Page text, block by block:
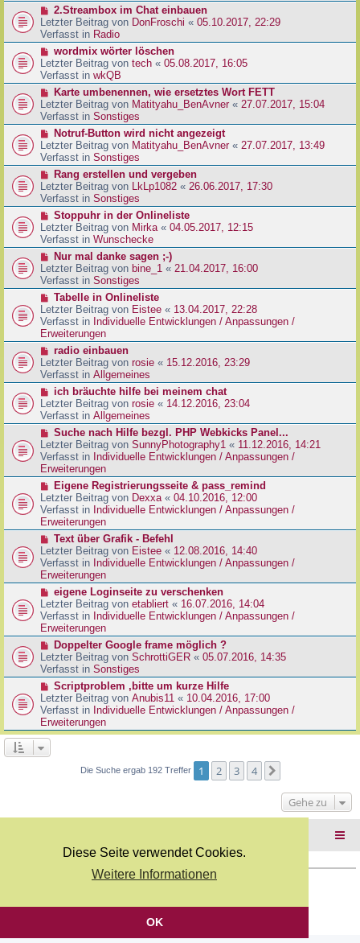
Diese Seite verwendet Cookies.
Weitere Informationen
OK
r
a
g
r
B
e
i
r
a
g
N
e
u
e
r
B
e
t
r
a
g
2.Streambox im Chat einbauen
Letzter Beitrag von DonFroschi « 05.10.2017, 22:29
Verfasst in Radio
N
e
u
e
r
B
e
t
r
a
g
wordmix wörter löschen
Letzter Beitrag von tech « 05.08.2017, 16:05
Verfasst in wkQB
N
e
u
e
r
B
e
t
r
a
g
Karte umbenennen, wie ersetztes Wort FETT
Letzter Beitrag von Matityahu_BenAvner « 27.07.2017, 15:04
Verfasst in Sonstiges
N
e
u
e
r
B
e
t
r
a
g
Notruf-Button wird nicht angezeigt
Letzter Beitrag von Matityahu_BenAvner« 27.07.2017, 13:49
Verfasst in Sonstiges
N
e
u
e
r
B
e
t
r
a
g
Rang erstellen und vergeben
Letzter Beitrag von LkLp1082 « 26.06.2017, 17:30
Verfasst in Sonstiges
N
e
u
e
r
B
e
t
r
a
g
Stoppuhr in der Onlineliste
Letzter Beitrag von Mirka« 04.05.2017, 12:15
Verfasst in Wunschecke
N
e
u
e
r
B
e
i
r
a
g
Nur mal danke sagen ;-)
Letzter Beitrag von bine_1 « 21.04.2017, 16:00
Verfasst in Sonstiges
N
e
u
e
r
B
e
i
r
a
g
Tabelle in Onlineliste
Letzter Beitrag von Eistee « 13.04.2017, 22:28
Verfasst in Individuelle Entwicklungen / Anpassungen /
Erweiterungen
N
e
u
e
r
B
e
t
r
a
g
radio einbauen
Letzter Beitrag von rosie « 15.12.2016, 23:29
Verfasst in Allgemeines
N
e
u
e
r
B
e
i
r
a
g
ich bräuchte hilfe bei meinem chat
Letzter Beitrag von rosie « 14.12.2016, 23:04
Verfasst in Allgemeines
N
e
u
e
r
B
e
i
t
a
g
Suche nach Hilfe bezgl. PHP Webkicks Panel...
Letzter Beitrag von SunnyPhotography1 « 11.12.2016, 14:21
Verfasst in Individuelle Entwicklungen / Anpassungen /
Erweiterungen
N
e
u
e
r
B
e
i
t
a
g
Eigene Registrierungsseite & pass_remind
Letzter Beitrag von Dexxa« 04.10.2016, 12:00
Verfasst in Individuelle Entwicklungen / Anpassungen /
Erweiterungen
N
e
u
e
r
B
e
i
t
a
g
Text über Grafik - Befehl
Letzter Beitrag von Eistee « 12.08.2016, 14:40
Verfasst in Individuelle Entwicklungen / Anpassungen /
Erweiterungen
N
e
u
e
r
B
e
i
r
a
g
eigene Loginseite zu verschenken
Letzter Beitrag von etabliert « 16.07.2016, 14:04
Verfasst in Individuelle Entwicklungen / Anpassungen /
Erweiterungen
N
e
u
e
r
B
e
i
t
r
Doppelter Google frame möglich ?
Letzter Beitrag von SchrottiGER « 05.07.2016, 14:35
Verfasst in Sonstiges
N
e
u
e
r
e
g
Scriptproblem ,bitte um kurze Hilfe
Letzter Beitrag von Anubis11 « 10.04.2016, 17:00
Verfasst in Individuelle Entwicklungen / Anpassungen /
Erweiterungen
Die Suche ergab 192 Treffer 1 2 3 4
Gehe zu
Deutsche Übersetzung durchphpBB.de